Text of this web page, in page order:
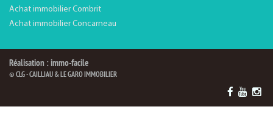
Achat immobilier Combrit
Achat immobilier Concarneau
Réalisation : immo-facile
© CLG - CAILLIAU & LE GARO IMMOBILIER